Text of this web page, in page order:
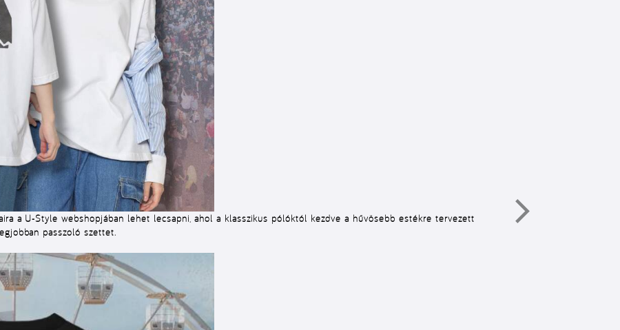
a U-Style webshopjában lehet lecsapni, ahol a klasszikus pólóktól kezdve a hűvösebb estékre tervezett
passzoló szettet.